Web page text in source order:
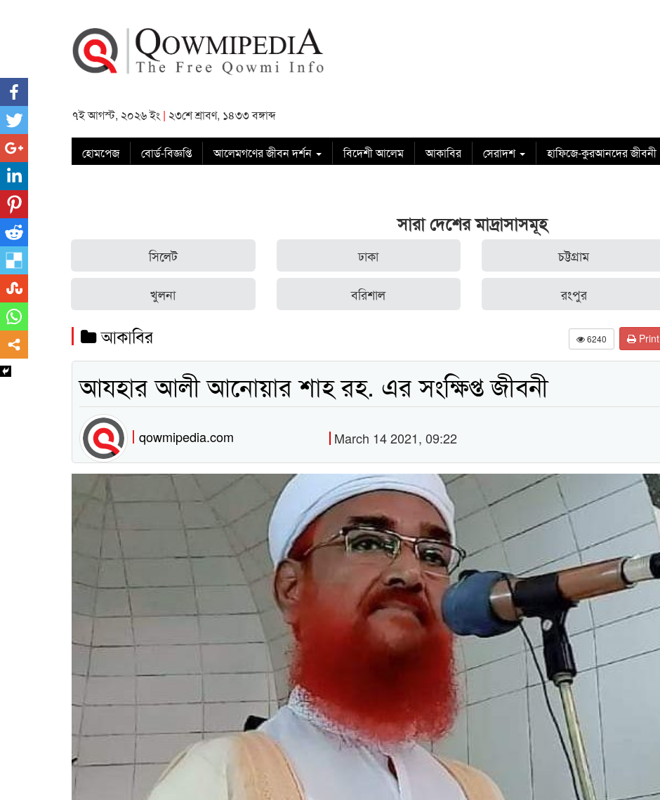
৭ই আগস্ট, ২০২৬ ইং | ২৩শে শ্রাবণ, ১৪৩৩ বঙ্গাব্দ
হোমপেজ বোর্ড-বিজ্ঞপ্তি আলেমগণের জীবন দর্শন বিদেশী আলেম আকাবির সেরাদশ হাফিজে-কুরআনদের জীবনী
সারা দেশের মাদ্রাসাসমূহ
সিলেট ঢাকা চট্টগ্রাম
খুলনা বরিশাল রংপুর
আকাবির 6240 Print
আযহার আলী আনোয়ার শাহ রহ. এর সংক্ষিপ্ত জীবনী
qowmipedia.com March 14 2021, 09:22